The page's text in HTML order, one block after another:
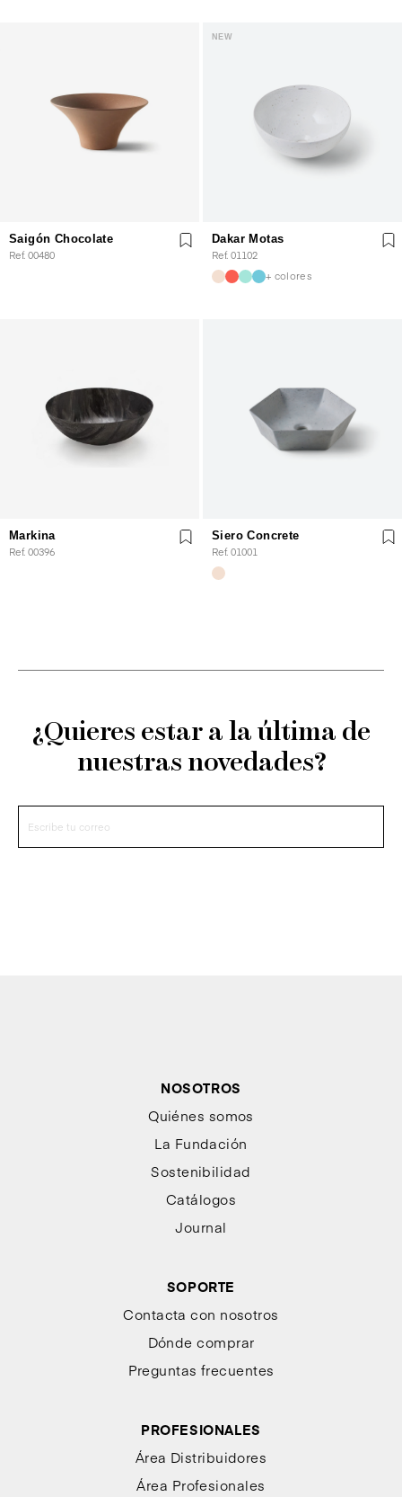
Saigón Chocolate
Ref. 00480
NEW
Dakar Motas
Ref. 01102
+ colores
Markina
Ref. 00396
Siero Concrete
Ref. 01001
¿Quieres estar a la última de
nuestras novedades?
NOSOTROS
Quiénes somos
La Fundación
Sostenibilidad
Catálogos
Journal
SOPORTE
Contacta con nosotros
Dónde comprar
Preguntas frecuentes
PROFESIONALES
Área Distribuidores
Área Profesionales